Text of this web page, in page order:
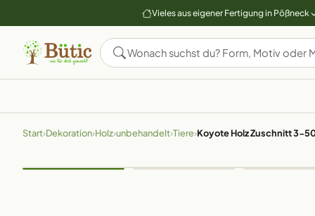
Vieles aus eigener Fertigung in Pößneck
Start›Dekoration›Holz›unbehandelt›Tiere›Koyote Holz Zuschnitt 3-